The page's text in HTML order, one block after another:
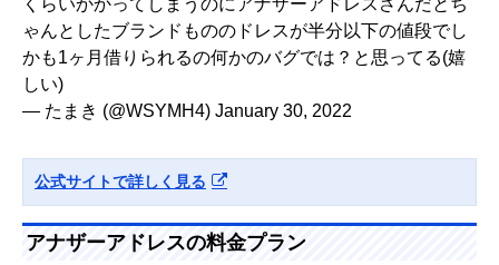
くらいかかってしまうのにアナザーアドレスさんだとち
ゃんとしたブランドもののドレスが半分以下の値段でし
かも1ヶ月借りられるの何かのバグでは？と思ってる(嬉
しい)
— たまき (@WSYMH4) January 30, 2022
公式サイトで詳しく見る
アナザーアドレスの料金プラン